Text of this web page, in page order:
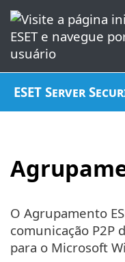
ESET Server
O Agrupamento
comunicação P2P
para o Microsoft